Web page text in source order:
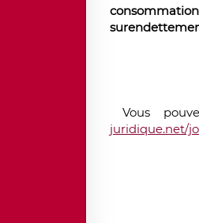
Vous
juridique.net/